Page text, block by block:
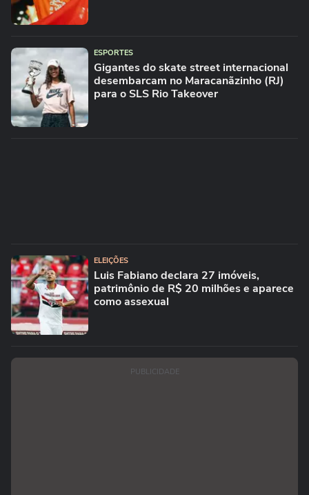
ESPORTES
Gigantes do skate street internacional
desembarcam no Maracanãzinho (RJ)
para o SLS Rio Takeover
ELEIÇÕES
Luis Fabiano declara 27 imóveis,
patrimônio de R$ 20 milhões e aparece
como assexual
PUBLICIDADE